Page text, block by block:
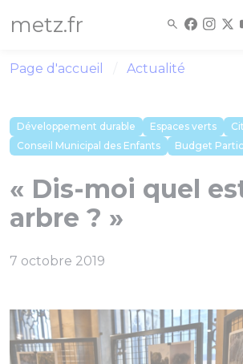
metz.fr
Page d'accueil Actualité
Développement durable Espaces verts
Conseil Municipal des Enfants
Budget
« Dis-moi quel
arbre ? »
7 octobre 2019